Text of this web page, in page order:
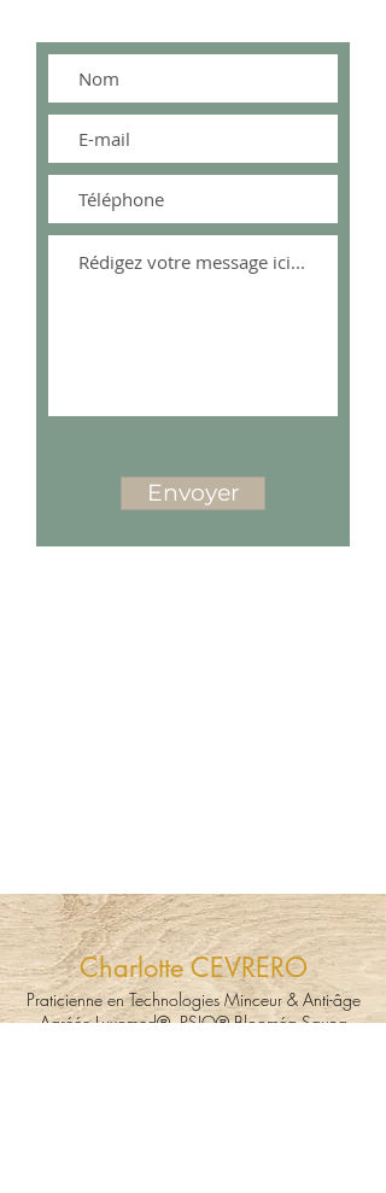
Envoyer
Charlotte CEVRERO
Praticienne en Technologies Minceur & Anti-âge
Agréée Luxomed® PSIO® Blooméa Sauna